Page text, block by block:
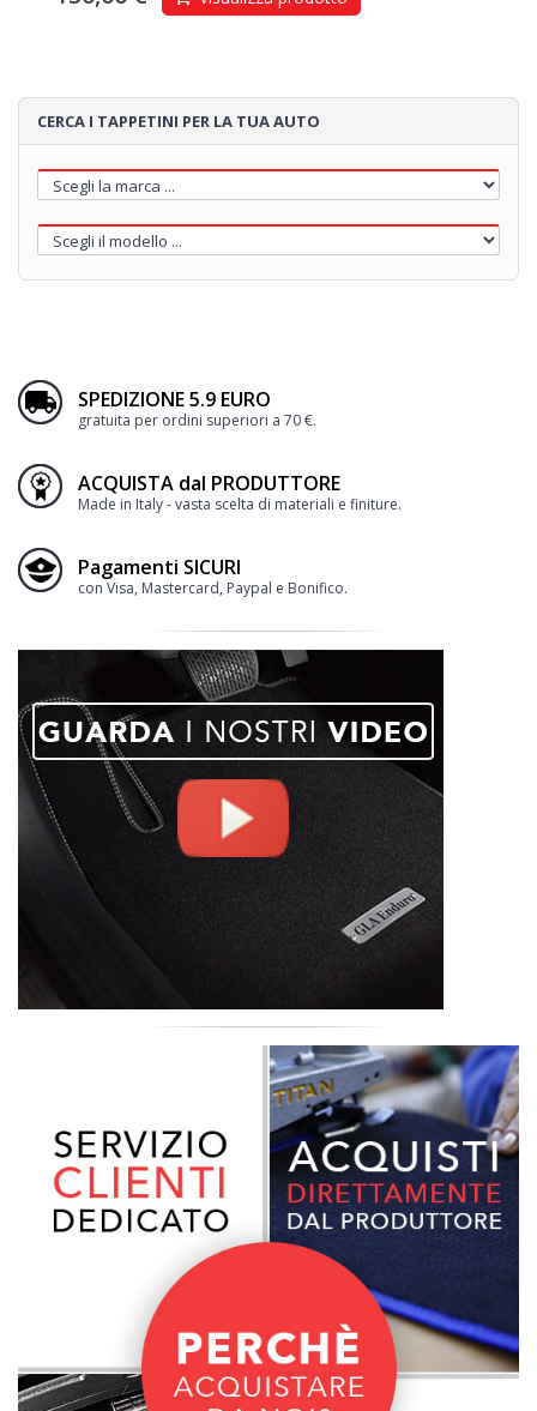
CERCA I TAPPETINI PER LA TUA AUTO
SPEDIZIONE 5.9 EURO
gratuita per ordini superiori a 70 €.
ACQUISTA dal PRODUTTORE
Made in Italy - vasta scelta di materiali e finiture.
Pagamenti SICURI
con Visa, Mastercard, Paypal e Bonifico.